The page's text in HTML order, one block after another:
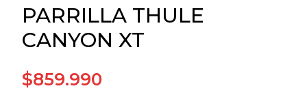
PARRILLA THULE
CANYON XT
$859.990